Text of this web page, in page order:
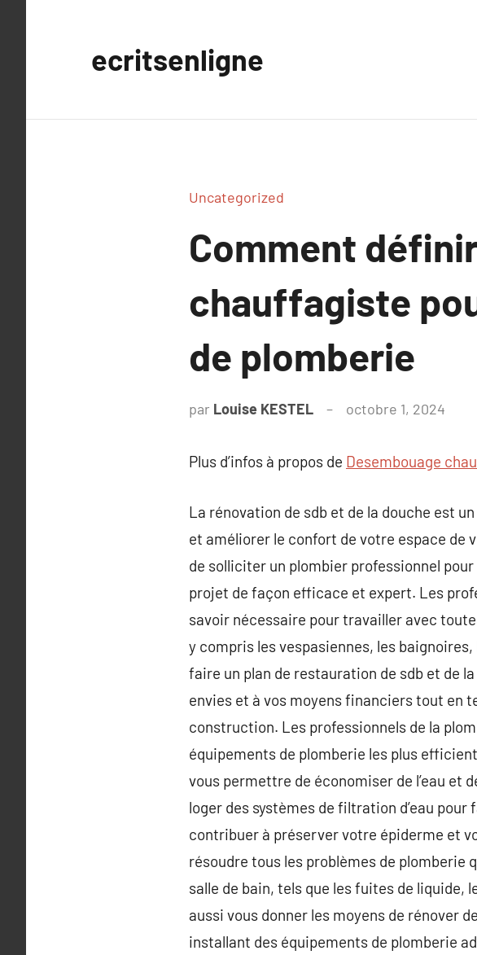
ecritsenligne
Uncategorized
Comment
chauffagiste
de plomberie
par Louise KESTEL octobre 1, 2024
Plus d’infos à propos de Desembouage
La rénovation de sdb et de la douche est
et améliorer le confort de votre espace de
de solliciter un plombier professionnel
projet de façon efficace et expert. Les
savoir nécessaire pour travailler avec
y compris les vespasiennes, les
faire un plan de restauration de sdb et de
envies et à vos moyens financiers tout en
construction. Les professionnels de la
équipements de plomberie les plus
vous permettre de économiser de l’eau et
loger des systèmes de filtration d’eau
contribuer à préserver votre épiderme et
résoudre tous les problèmes de plomberie
salle de bain, tels que les fuites de liquide,
aussi vous donner les moyens de rénover
installant des équipements de plomberie